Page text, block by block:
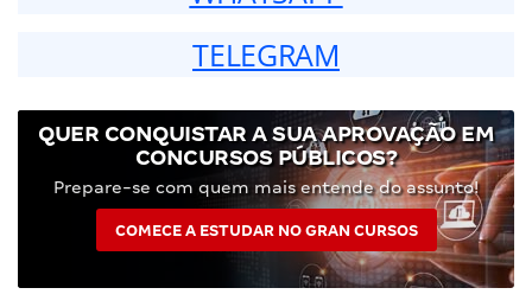
TELEGRAM
QUER CONQUISTAR A SUA APROVAÇÃO EM
CONCURSOS PÚBLICOS?
Prepare-se com quem mais entende do assunto!
COMECE A ESTUDAR NO GRAN CURSOS